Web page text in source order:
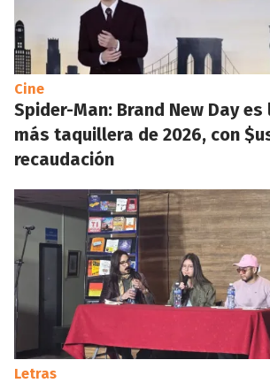
Cine
Spider-Man: Brand New Day
más taquillera de 2026, con
recaudación
Letras